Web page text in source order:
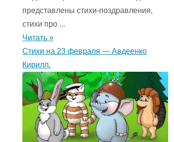
представлены стихи-поздравления,
стихи про ...
Читать »
Стихи на 23 февраля — Авдеенко
Кирилл.